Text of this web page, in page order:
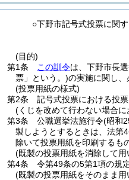
○下野市記号式投票に関
(目的)
第1条
この訓令は、下野市長
票」という。)の実施に関し、
(投票用紙の様式)
第2条
記号式投票における投票
(くじを改めて行わない場合
第3条
公職選挙法施行令(昭和
製しようとするときは、法第
除いて投票用紙を印刷するも
(既製の投票用紙を消除して
第4条
令第49条の5第1項の規
(既製の投票用紙をそのまま